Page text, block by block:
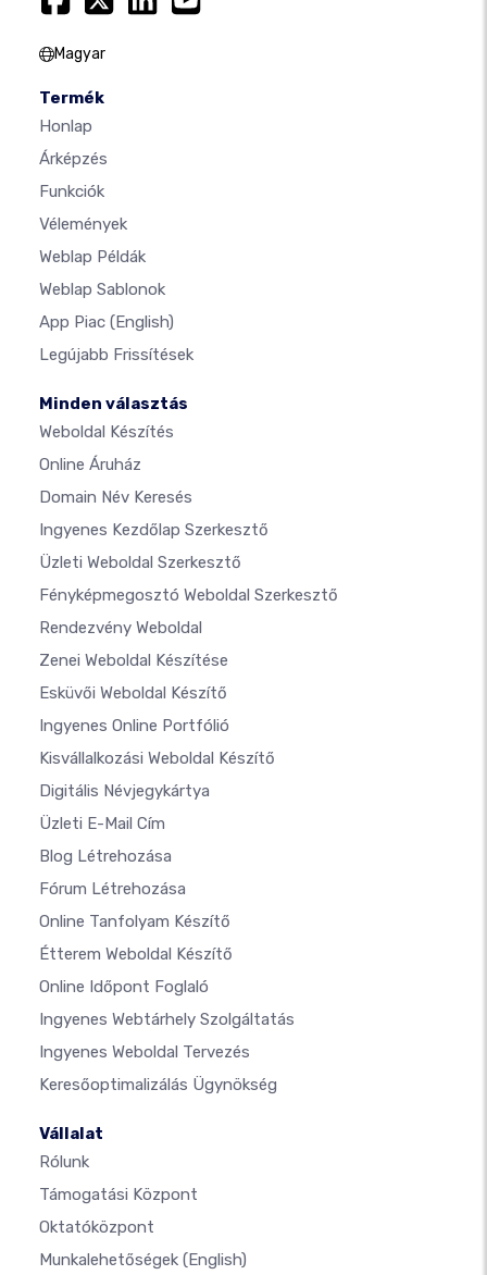
Magyar
Termék
Honlap
Árképzés
Funkciók
Vélemények
Weblap Példák
Weblap Sablonok
App Piac (English)
Legújabb Frissítések
Minden választás
Weboldal Készítés
Online Áruház
Domain Név Keresés
Ingyenes Kezdőlap Szerkesztő
Üzleti Weboldal Szerkesztő
Fényképmegosztó Weboldal Szerkesztő
Rendezvény Weboldal
Zenei Weboldal Készítése
Esküvői Weboldal Készítő
Ingyenes Online Portfólió
Kisvállalkozási Weboldal Készítő
Digitális Névjegykártya
Üzleti E-Mail Cím
Blog Létrehozása
Fórum Létrehozása
Online Tanfolyam Készítő
Étterem Weboldal Készítő
Online Időpont Foglaló
Ingyenes Webtárhely Szolgáltatás
Ingyenes Weboldal Tervezés
Keresőoptimalizálás Ügynökség
Vállalat
Rólunk
Támogatási Központ
Oktatóközpont
Munkalehetőségek (English)